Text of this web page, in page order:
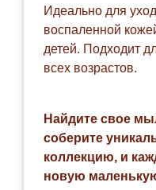
Идеально для
воспаленной
детей. Подходит
всех возрастов.
Найдите свое
соберите
коллекцию, и
новую